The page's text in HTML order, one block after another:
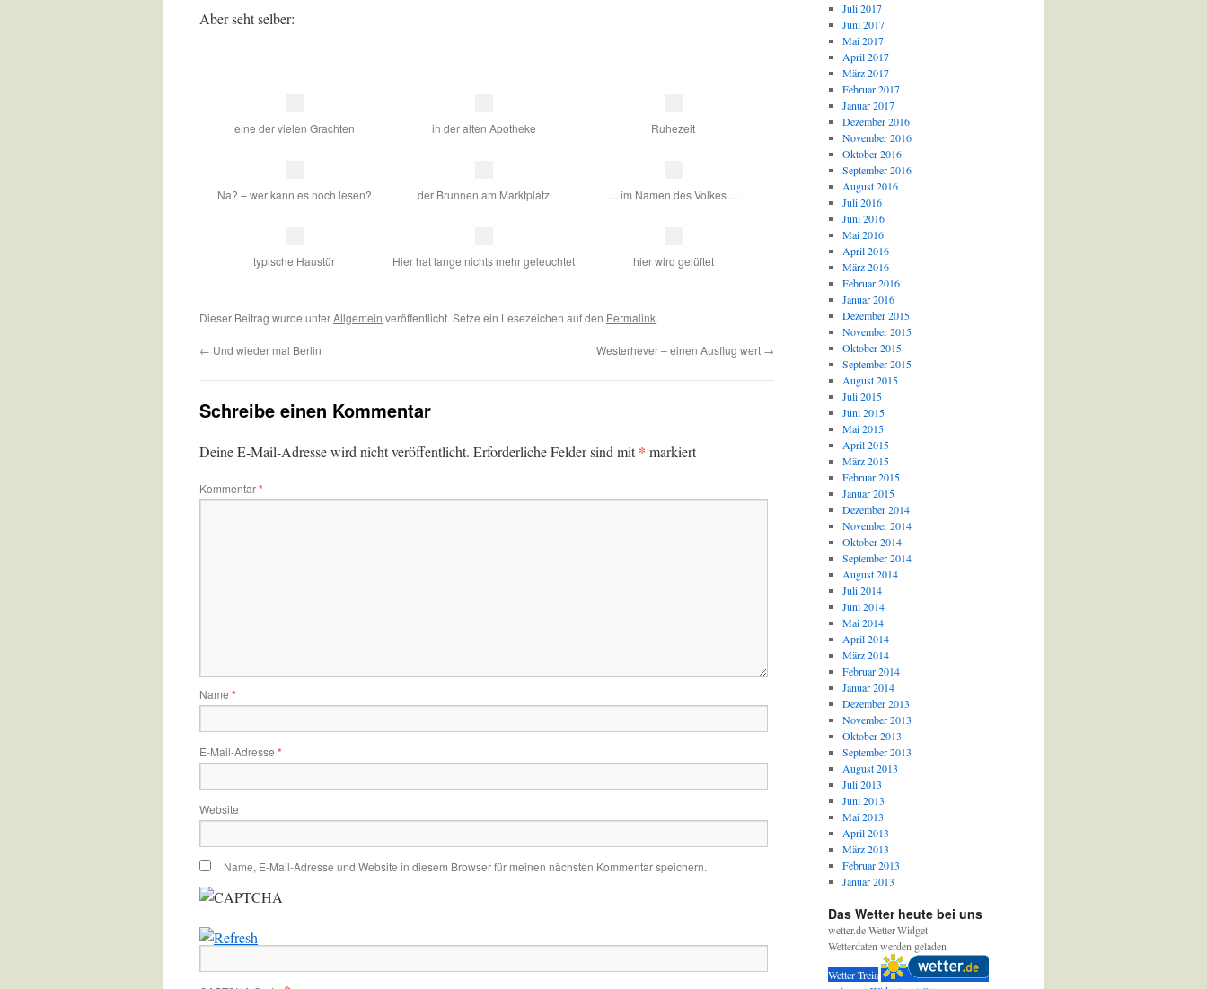
Aber seht selber:
eine der vielen Grachten in der alten Apotheke Ruhezeit
Na? – wer kann es noch lesen? der Brunnen am Marktplatz … im Namen des Volkes …
typische Haustür Hier hat lange nichts mehr geleuchtet hier wird gelüftet
Dieser Beitrag wurde unterAllgemein veröffentlicht. Setze ein Lesezeichen auf den Permalink.
← Und wieder mal Berlin Westerhever – einen Ausflug wert →
Schreibe einen Kommentar
Deine E-Mail-Adresse wird nicht veröffentlicht. Erforderliche Felder sind mit* markiert
Kommentar*
Name *
E-Mail-Adresse *
Website
Name, E-Mail-Adresse und Website in diesem Browser für meinen nächsten Kommentar speichern.
Juli 2017
Juni 2017
Mai 2017
April 2017
März 2017
Februar 2017
Januar 2017
Dezember 2016
November 2016
Oktober 2016
September 2016
August 2016
Juli 2016
Juni 2016
Mai 2016
April 2016
März 2016
Februar 2016
Januar 2016
Dezember 2015
November 2015
Oktober 2015
September 2015
August 2015
Juli 2015
Juni 2015
Mai 2015
April 2015
März 2015
Februar 2015
Januar 2015
Dezember 2014
November 2014
Oktober 2014
September 2014
August 2014
Juli 2014
Juni 2014
Mai 2014
April 2014
März 2014
Februar 2014
Januar 2014
Dezember 2013
November 2013
Oktober 2013
September 2013
August 2013
Juli 2013
Juni 2013
Mai 2013
April 2013
März 2013
Februar 2013
Januar 2013
Das Wetter heute bei uns
wetter.de Wetter-Widget
Wetterdaten werden geladen
Wetter Treia